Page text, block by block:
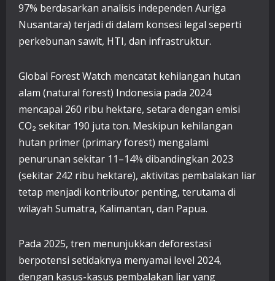
97% berdasarkan analisis independen Auriga
Nusantara) terjadi di dalam konsesi legal seperti
perkebunan sawit, HTI, dan infrastruktur.
Global Forest Watch mencatat kehilangan hutan
alam (natural forest) Indonesia pada 2024
mencapai 260 ribu hektare, setara dengan emisi
CO₂ sekitar 190 juta ton. Meskipun kehilangan
hutan primer (primary forest) mengalami
penurunan sekitar 11–14% dibandingkan 2023
(sekitar 242 ribu hektare), aktivitas pembalakan liar
tetap menjadi kontributor penting, terutama di
wilayah Sumatra, Kalimantan, dan Papua.
Pada 2025, tren menunjukkan deforestasi
berpotensi setidaknya menyamai level 2024,
dengan kasus-kasus pembalakan liar yang